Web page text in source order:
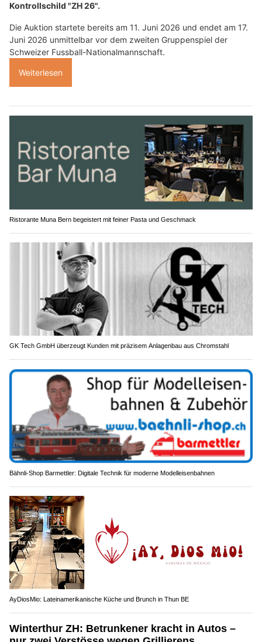
Kontrollschild "ZH 26".
Die Auktion startete bereits am 11. Juni 2026 und endet am 17.
Juni 2026 unmittelbar vor dem zweiten Gruppenspiel der
Schweizer Fussball-Nationalmannschaft.
Weiterlesen
Ristorante Muna Bern begeistert mit feiner Pasta und Geschmack
GK Tech GmbH überzeugt Kunden mit präzisem Anlagenbau aus Chromstahl
Bähnli-Shop Barmettler: Digitale Technik für moderne Modelleisenbahnen
AyDiosMio: Lateinamerikanische Küche und Brunch in Thun BE
Winterthur ZH: Betrunkener kracht in Autos –